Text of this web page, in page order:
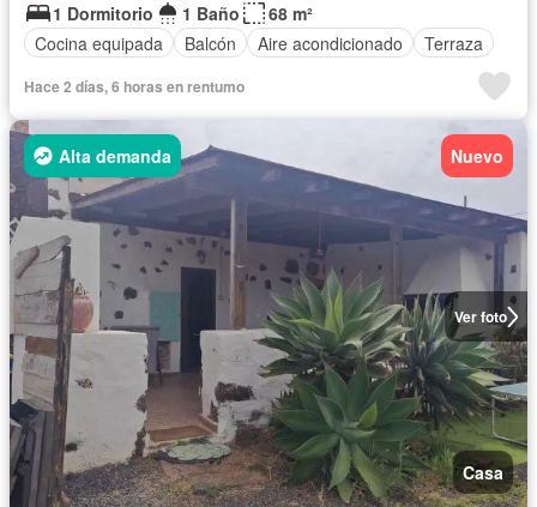
1 Dormitorio
1 Baño
68 m²
Cocina equipada
Balcón Aire acondicionado Terraza
Hace 2 días, 6 horas en rentumo
Ver foto
Alta demanda Nuevo
Casa